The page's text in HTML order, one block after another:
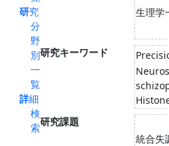
研究
分
野
別
一
覧
詳細
検
索
生理学
研究キーワード
研究課題
統合失